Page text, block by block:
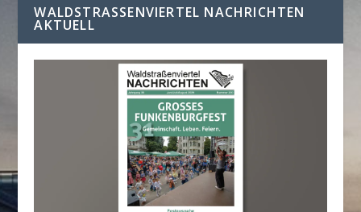
WALDSTRASSENVIERTEL NACHRICHTEN A
KTUELL